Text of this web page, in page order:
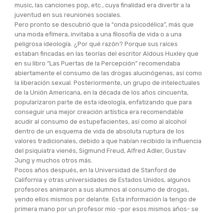
music, las canciones pop, etc., cuya finalidad era divertir a la
juventud en sus reuniones sociales.
Pero pronto se descubrió que la “onda psicodélica”, más que
una moda efímera, invitaba a una filosofía de vida o a una
peligrosa ideología. ¿Por qué razón? Porque sus raíces
estaban fincadas en las teorías del escritor Aldous Huxley que
en su libro “Las Puertas de la Percepción” recomendaba
abiertamente el consumo de las drogas alucinógenas, así como
la liberación sexual. Posteriormente, un grupo de intelectuales
de la Unión Americana, en la década de los años cincuenta,
popularizaron parte de esta ideología, enfatizando que para
conseguir una mejor creación artística era recomendable
acudir al consumo de estupefacientes, así como al alcohol
dentro de un esquema de vida de absoluta ruptura de los
valores tradicionales, debido a que habían recibido la influencia
del psiquiatra vienés, Sigmund Freud, Alfred Adler, Gustav
Jung y muchos otros más.
Pocos años después, en la Universidad de Stanford de
California y otras universidades de Estados Unidos, algunos
profesores animaron a sus alumnos al consumo de drogas,
yendo ellos mismos por delante. Esta información la tengo de
primera mano por un profesor mío –por esos mismos años- se